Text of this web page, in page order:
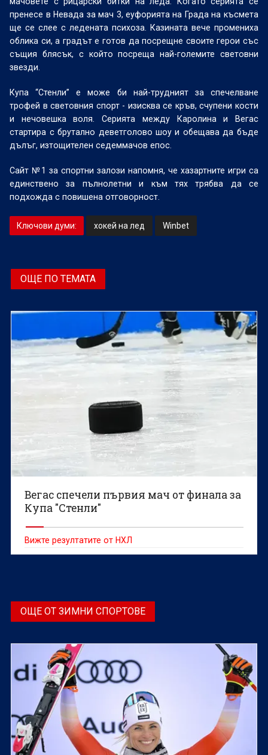
пренесе в Невада за мач 3, еуфорията на Града на късмета
ще се слее с ледената психоза. Казината вече промениха
облика си, а градът е готов да посрещне своите герои със
същия блясък, с който посреща най-големите световни
звезди.
Купа “Стенли” е може би най-трудният за спечелване
трофей в световния спорт - изисква се кръв, счупени кости
и нечовешка воля. Серията между Каролина и Вегас
стартира с брутално деветголово шоу и обещава да бъде
дълъг, изтощителен седеммачов епос.
Сайт №1 за спортни залози напомня, че хазартните игри са
единствено за пълнолетни и към тях трябва да се
подхожда с повишена отговорност.
Ключови думи: хокей на лед Winbet
ОЩЕ ПО ТЕМАТА
Вегас спечели първия мач от финала за
Купа "Стенли"
Вижте резултатите от НХЛ
ОЩЕ ОТ ЗИМНИ СПОРТОВЕ